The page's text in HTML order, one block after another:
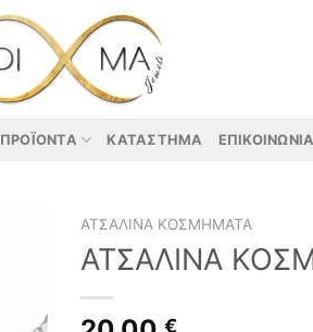
ΠΡΟΪΌΝΤΑ ΚΑΤΆΣΤΗΜΑ ΕΠΙΚΟΙΝΩΝΊΑ
ΑΤΣΆΛΙΝΑ ΚΟΣΜΉΜΑΤΑ
ΑΤΣΑΛΙΝΑ
€